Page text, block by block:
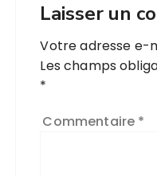
Laisser un
Votre adresse e-
Les champs
*
Commentaire *